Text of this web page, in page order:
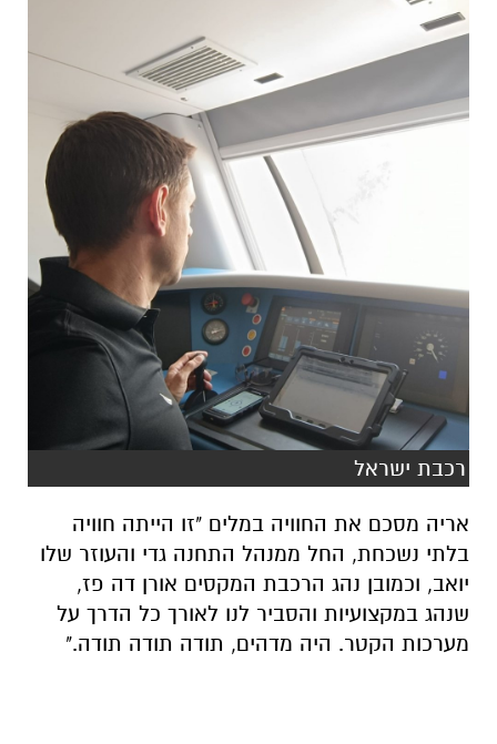
רכבת ישראל
אריה מסכם את החוויה במלים "זו הייתה חוויה
בלתי נשכחת, החל ממנהל התחנה גדי והעוזר שלו
יואב, וכמובן נהג הרכבת המקסים אורן דה פז,
שנהג במקצועיות והסביר לנו לאורך כל הדרך על
מערכות הקטר. היה מדהים, תודה תודה תודה."